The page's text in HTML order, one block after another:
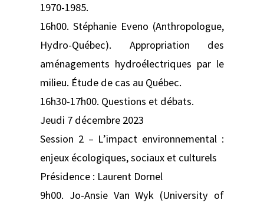
1970-1985.
16h00. Stéphanie Eveno (Anthropologue,
Hydro-Québec). Appropriation des
aménagements hydroélectriques par le
milieu. Étude de cas au Québec.
16h30-17h00. Questions et débats.
Jeudi 7 décembre 2023
Session 2 – L’impact environnemental :
enjeux écologiques, sociaux et culturels
Présidence : Laurent Dornel
9h00. Jo-Ansie Van Wyk (University of